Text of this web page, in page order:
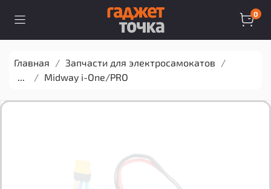
0
Главная
Запчасти для электросамокатов
...
Midway i-One/PRO